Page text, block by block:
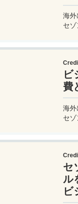
海外
セ
ビ
費
海外
セ
セ
ル
ビ